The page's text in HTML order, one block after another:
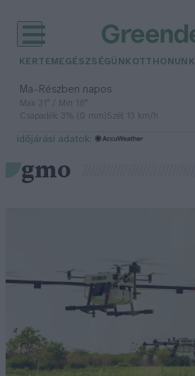
KERTEM EGÉSZSÉGÜNK OTTHONUNK
Ma– Részben napos
Max 31° / Min 18°
Csapadék: 3% (0 mm)Szél: 13 km/h
időjárási adatok:
gmo